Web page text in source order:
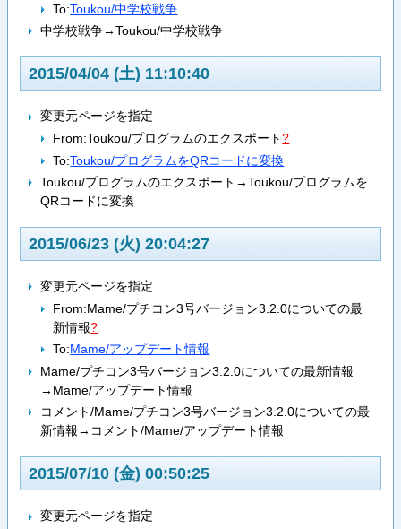
To:Toukou/中学校戦争
中学校戦争→Toukou/中学校戦争
2015/04/04 (土) 11:10:40
変更元ページを指定
From:Toukou/プログラムのエクスポート?
To:Toukou/プログラムをQRコードに変換
Toukou/プログラムのエクスポート→Toukou/プログラムを
QRコードに変換
2015/06/23 (火) 20:04:27
変更元ページを指定
From:Mame/プチコン3号バージョン3.2.0についての最
新情報?
To:Mame/アップデート情報
Mame/プチコン3号バージョン3.2.0についての最新情報
→Mame/アップデート情報
コメント/Mame/プチコン3号バージョン3.2.0についての最
新情報→コメント/Mame/アップデート情報
2015/07/10 (金) 00:50:25
変更元ページを指定